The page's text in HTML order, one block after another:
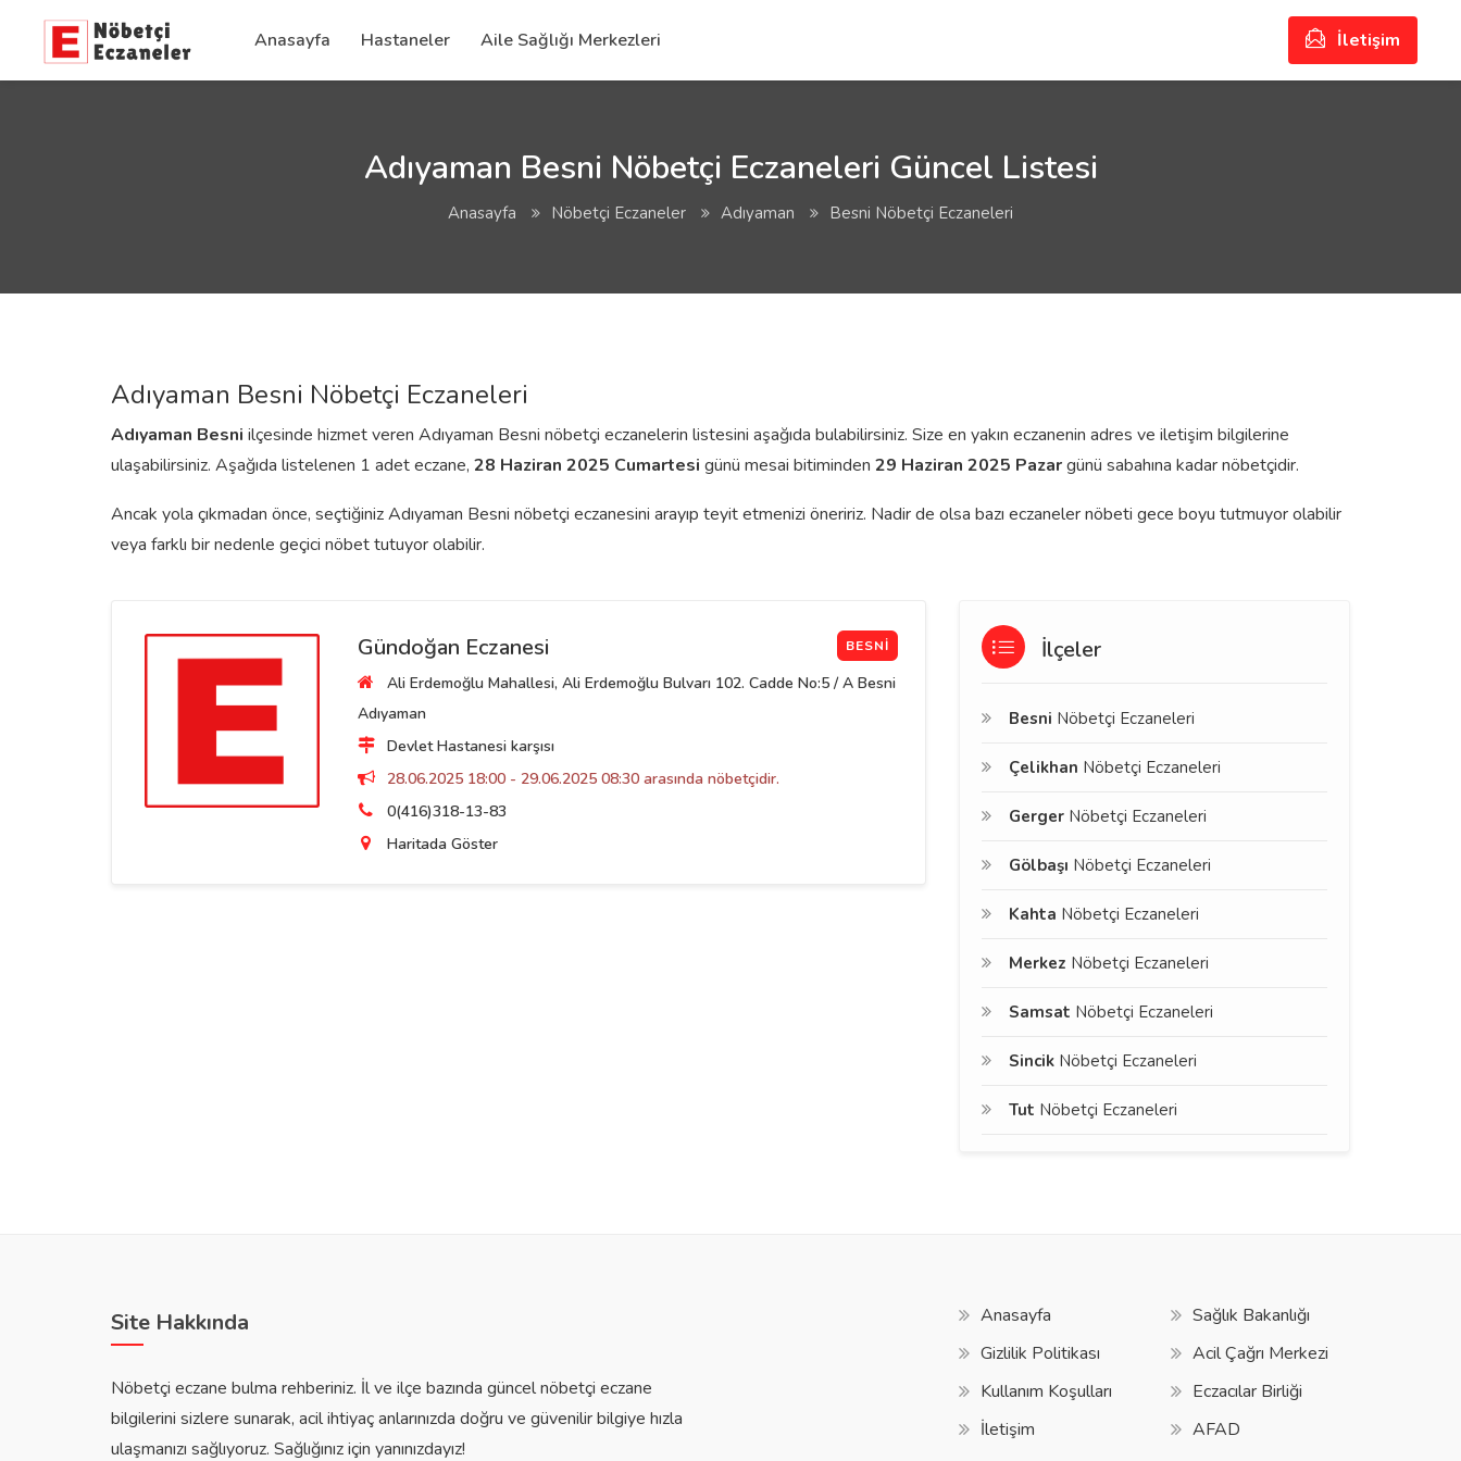
Anasayfa Hastaneler Aile Sağlığı Merkezleri İletişim
Adıyaman Besni Nöbetçi Eczaneleri Güncel Listesi
Anasayfa Nöbetçi Eczaneler Adıyaman Besni Nöbetçi Eczaneleri
Adıyaman Besni Nöbetçi Eczaneleri
Adıyaman Besni ilçesinde hizmet veren Adıyaman Besni nöbetçi eczanelerin listesini aşağıda bulabilirsiniz. Size en yakın eczanenin adres ve iletişim bilgilerine
ulaşabilirsiniz. Aşağıda listelenen 1 adet eczane, 28 Haziran 2025 Cumartesi günü mesai bitiminden 29 Haziran 2025 Pazargünü sabahına kadar nöbetçidir.
Ancak yola çıkmadan önce, seçtiğiniz Adıyaman Besni nöbetçi eczanesini arayıp teyit etmenizi öneririz. Nadir de olsa bazı eczaneler nöbeti gece boyu tutmuyor olabilir
veya farklı bir nedenle geçici nöbet tutuyor olabilir.
Gündoğan Eczanesi BESNI
Ali Erdemoğlu Mahallesi, Ali Erdemoğlu Bulvarı 102. Cadde No:5 / A Besni
Adıyaman
Devlet Hastanesi karşısı
28.06.2025 18:00 - 29.06.2025 08:30 arasında nöbetçidir.
0(416)318-13-83
Haritada Göster
İlçeler
Besni Nöbetçi Eczaneleri
Çelikhan Nöbetçi Eczaneleri
Gerger Nöbetçi Eczaneleri
Gölbaşı Nöbetçi Eczaneleri
Kahta Nöbetçi Eczaneleri
Merkez Nöbetçi Eczaneleri
Samsat Nöbetçi Eczaneleri
Sincik Nöbetçi Eczaneleri
Tut Nöbetçi Eczaneleri
Site Hakkında
Nöbetçi eczane bulma rehberiniz. İl ve ilçe bazında güncel nöbetçi eczane
bilgilerini sizlere sunarak, acil ihtiyaç anlarınızda doğru ve güvenilir bilgiye hızla
ulaşmanızı sağlıyoruz. Sağlığınız için yanınızdayız!
Anasayfa
Gizlilik Politikası
Kullanım Koşulları
İletişim
Sağlık Bakanlığı
Acil Çağrı Merkezi
Eczacılar Birliği
AFAD